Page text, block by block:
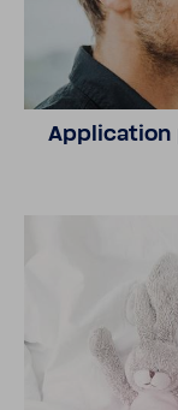
Appli­ca­tion